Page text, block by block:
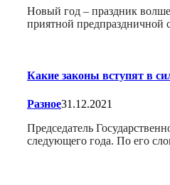
Новый год – праздник
приятной предпраздничной
Какие законы вступят в
Разное31.12.2021
Председатель
следующего года. По его